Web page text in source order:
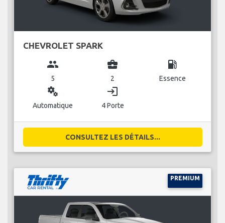
CHEVROLET SPARK
group
5
business_center
2
local_gas_station
Essence
miscellaneous_services
Automatique
login
4 Porte
CONSULTEZ LES DÉTAILS...
PREMIUM